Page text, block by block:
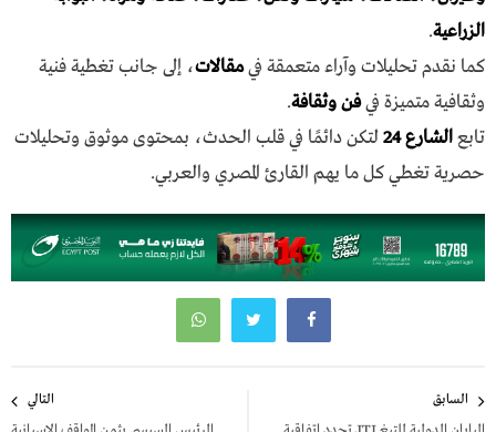
الزراعية.
كما نقدم تحليلات وآراء متعمقة فيمقالات، إلى جانب تغطية فنية
وثقافية متميزة فيفن وثقافة.
تابعالشارع 24
لتكن دائمًا في قلب الحدث، بمحتوى موثوق وتحليلات
حصرية تغطي كل ما يهم القارئ المصري والعربي.
المقالات
السابق التالي